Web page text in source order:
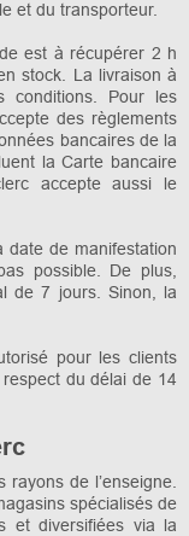
et du transporteur.
est à récupérer 2 h
stock. La livraison à
conditions. Pour les
des règlements
bancaires de la
la Carte bancaire
accepte aussi le
de manifestation
possible. De plus,
de 7 jours. Sinon, la
pour les clients
du délai de 14
de l’enseigne.
spécialisés de
et diversifiées via la